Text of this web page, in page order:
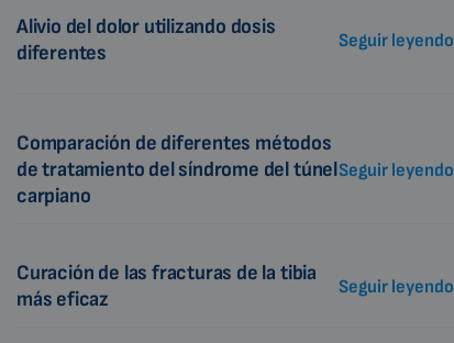
Alivio del dolor utilizando dosis
diferentes
Seguir leyendo
Comparación de diferentes métodos
de tratamiento del síndrome del túnel
carpiano
Seguir leyendo
Curación de las fracturas de la tibia
más eficaz
Seguir leyendo